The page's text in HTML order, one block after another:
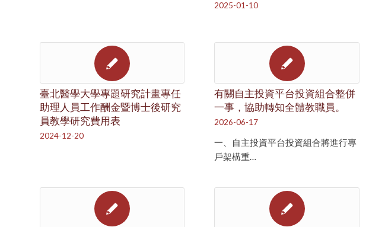
2025-01-10
臺北醫學大學專題研究計畫專任
助理人員工作酬金暨博士後研究
員教學研究費用表
2024-12-20
有關自主投資平台投資組合整併
一事，協助轉知全體教職員。
2026-06-17
一、自主投資平台投資組合將進行專
戶架構重…